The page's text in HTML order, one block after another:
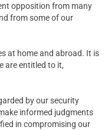
opposition from many
from some of our
at home and abroad. It is
are entitled to it,
by our security
informed judgments
in compromising our